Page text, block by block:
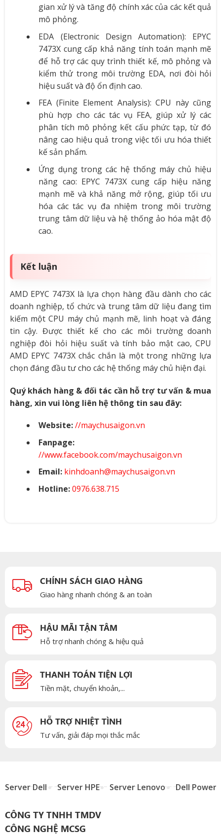
gian xử lý và tăng độ chính xác của các kết quả
mô phỏng.
EDA (Electronic Design Automation): EPYC
7473X cung cấp khả năng tính toán mạnh mẽ
để hỗ trợ các quy trình thiết kế, mô phỏng và
kiểm thử trong môi trường EDA, nơi đòi hỏi
hiệu suất và độ ổn định cao.
FEA (Finite Element Analysis): CPU này cũng
phù hợp cho các tác vụ FEA, giúp xử lý các
phân tích mô phỏng kết cấu phức tạp, từ đó
nâng cao hiệu quả trong việc tối ưu hóa thiết
kế sản phẩm.
Ứng dụng trong các hệ thống máy chủ hiệu
năng cao: EPYC 7473X cung cấp hiệu năng
mạnh mẽ và khả năng mở rộng, giúp tối ưu
hóa các tác vụ đa nhiệm trong môi trường
trung tâm dữ liệu và hệ thống ảo hóa mật độ
cao.
Kết luận
AMD EPYC 7473X là lựa chọn hàng đầu dành cho các
doanh nghiệp, tổ chức và trung tâm dữ liệu đang tìm
kiếm một CPU máy chủ mạnh mẽ, linh hoạt và đáng
tin cậy. Được thiết kế cho các môi trường doanh
nghiệp đòi hỏi hiệu suất và tính bảo mật cao, CPU
AMD EPYC 7473X chắc chắn là một trong những lựa
chọn đáng đầu tư cho các hệ thống máy chủ hiện đại.
Quý khách hàng & đối tác cần hỗ trợ tư vấn & mua
hàng, xin vui lòng liên hệ thông tin sau đây:
Website://maychusaigon.vn
Fanpage:
//www.facebook.com/maychusaigon.vn
Email: kinhdoanh@maychusaigon.vn
Hotline:0976.638.715
CHÍNH SÁCH GIAO HÀNG
Giao hàng nhanh chóng & an toàn
HẬU MÃI TẬN TÂM
Hỗ trợ nhanh chóng & hiệu quả
THANH TOÁN TIỆN LỢI
Tiền mặt, chuyển khoản,...
HỖ TRỢ NHIỆT TÌNH
Tư vấn, giải đáp mọi thắc mắc
Server Dell Server HPE Server Lenovo Dell
CÔNG TY TNHH TMDV
CÔNG NGHỆ MCSG